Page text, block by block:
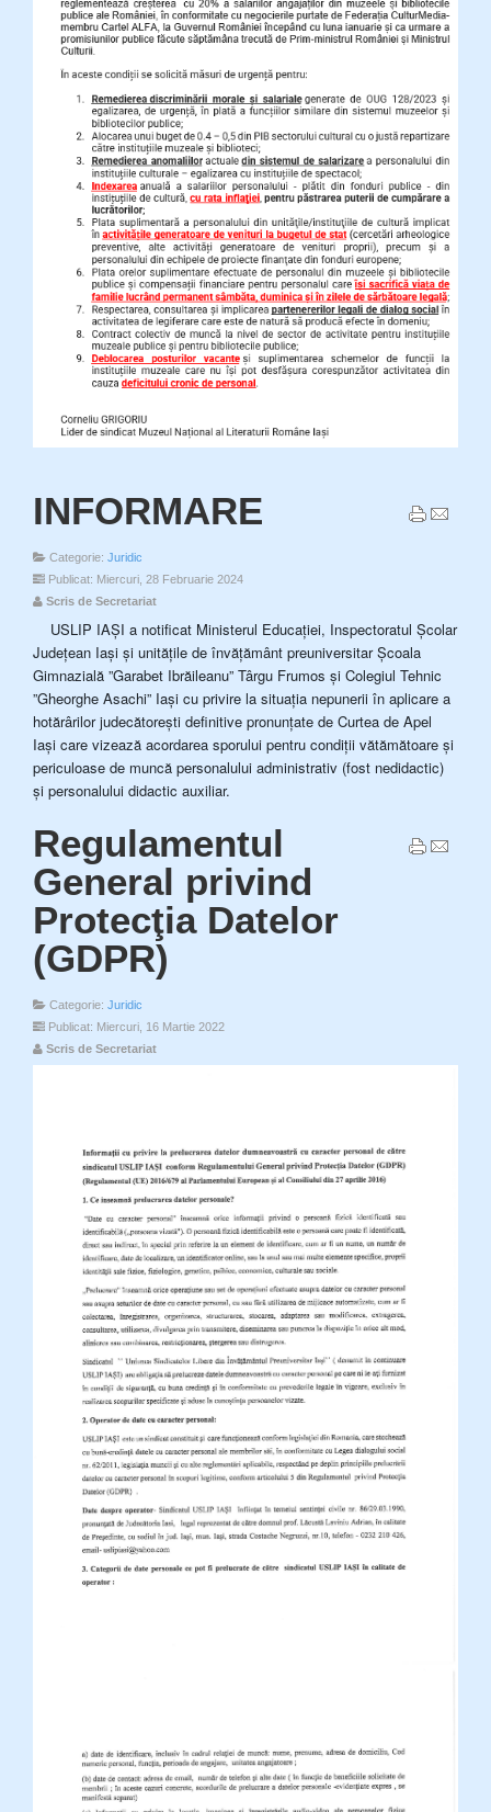
INFORMARE
Categorie: Juridic
Publicat: Miercuri, 28 Februarie 2024
Scris de Secretariat
USLIP IAȘI a notificat Ministerul Educației, Inspectoratul Școlar
Județean Iași și unitățile de învățământ preuniversitar Școala
Gimnazială ”Garabet Ibrăileanu” Târgu Frumos și Colegiul Tehnic
”Gheorghe Asachi” Iași cu privire la situația nepunerii în aplicare a
hotărârilor judecătorești definitive pronunțate de Curtea de Apel
Iași care vizează acordarea sporului pentru condiții vătămătoare și
periculoase de muncă personalului administrativ (fost nedidactic)
și personalului didactic auxiliar.
Regulamentul
General privind
Protecţia Datelor
(GDPR)
Categorie: Juridic
Publicat: Miercuri, 16 Martie 2022
Scris de Secretariat